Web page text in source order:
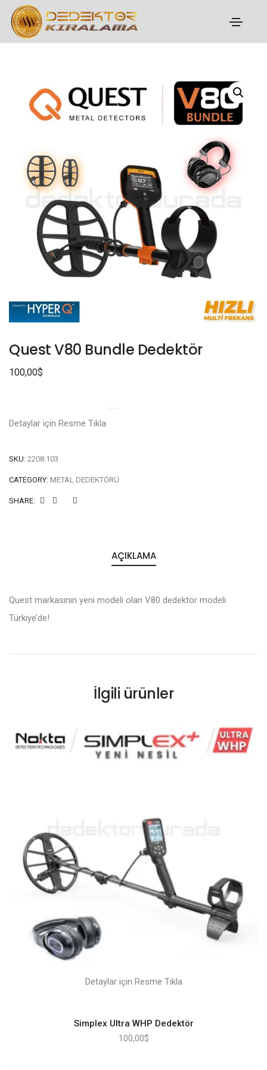
Quest V80 Bundle Dedektör
100,00$
Detaylar için Resme Tıkla
SKU: 2208.103
CATEGORY: METAL DEDEKTÖRÜ
SHARE:
AÇIKLAMA
Quest markasının yeni modeli olan V80 dedektör modeli
Türkiye’de!
İlgili ürünler
Detaylar için Resme Tıkla
Simplex Ultra WHP Dedektör
100,00$